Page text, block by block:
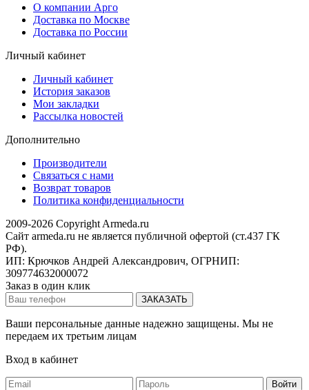
О компании Арго
Доставка по Москве
Доставка по России
Личный кабинет
Личный кабинет
История заказов
Мои закладки
Рассылка новостей
Дополнительно
Производители
Связаться с нами
Возврат товаров
Политика конфиденциальности
2009-2026 Copyright Armeda.ru
Сайт armeda.ru не является публичной офертой (ст.437 ГК
РФ).
ИП: Крючков Андрей Александрович, ОГРНИП:
309774632000072
Заказ в один клик
Ваши персональные данные надежно защищены. Мы не
передаем их третьим лицам
Вход в кабинет